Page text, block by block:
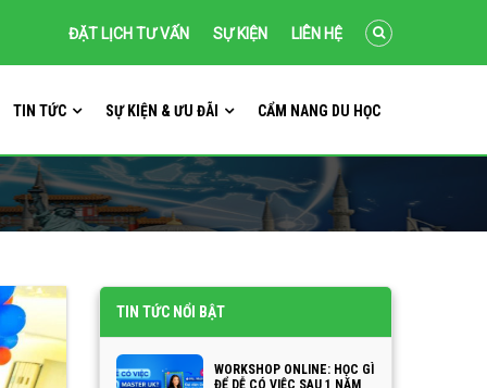
ĐẶT LỊCH TƯ VẤN SỰ KIỆN LIÊN HỆ
TIN TỨC SỰ KIỆN & ƯU ĐÃI CẨM NANG DU HỌC
TIN TỨC NỔI BẬT
WORKSHOP ONLINE: HỌC GÌ
ĐỂ DỄ CÓ VIỆC SAU 1 NĂM